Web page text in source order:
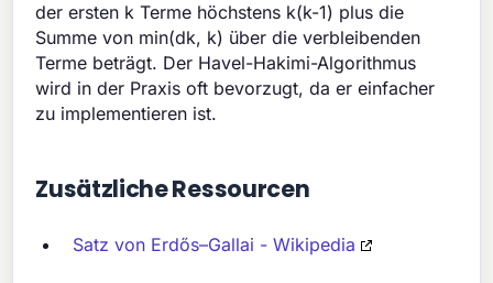
der ersten k Terme höchstens k(k-1) plus die
Summe von min(dk, k) über die verbleibenden
Terme beträgt. Der Havel-Hakimi-Algorithmus
wird in der Praxis oft bevorzugt, da er einfacher
zu implementieren ist.
Zusätzliche Ressourcen
Satz von Erdős–Gallai - Wikipedia